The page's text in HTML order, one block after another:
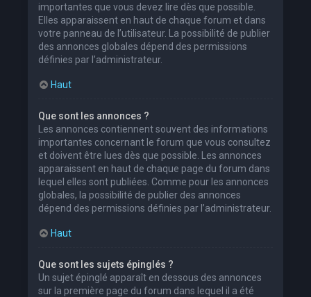
importantes que vous devez lire dès que possible.
Elles apparaissent en haut de chaque forum et dans
votre panneau de l’utilisateur. La possibilité de publier
des annonces globales dépend des permissions
définies par l’administrateur.
Haut
Que sont les annonces ?
Les annonces contiennent souvent des informations
importantes concernant le forum que vous consultez
et doivent être lues dès que possible. Les annonces
apparaissent en haut de chaque page du forum dans
lequel elles sont publiées. Comme pour les annonces
globales, la possibilité de publier des annonces
dépend des permissions définies par l’administrateur.
Haut
Que sont les sujets épinglés ?
Un sujet épinglé apparaît en dessous des annonces
sur la première page du forum dans lequel il a été